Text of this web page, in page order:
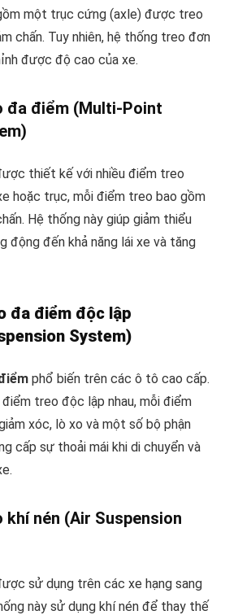
một trục cứng (axle) được treo
chấn. Tuy nhiên, hệ thống treo đơn
được độ cao của xe.
đa điểm (Multi-Point
thiết kế với nhiều điểm treo
hoặc trục, mỗi điểm treo bao gồm
Hệ thống này giúp giảm thiểu
động đến khả năng lái xe và tăng
đa điểm độc lập
System)
phổ biến trên các ô tô cao cấp.
treo độc lập nhau, mỗi điểm
xóc, lò xo và một số bộ phận
cấp sự thoải mái khi di chuyển và
khí nén (Air Suspension
sử dụng trên các xe hạng sang
này sử dụng khí nén để thay thế